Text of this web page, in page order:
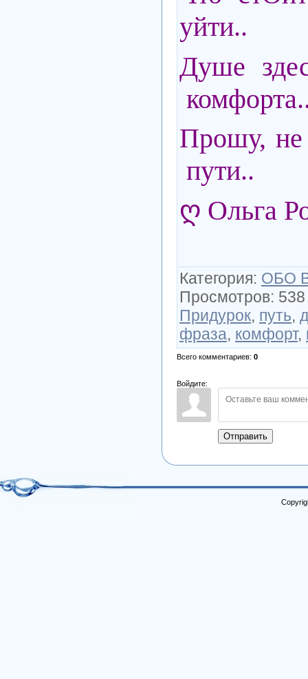
уйти..
Душе
Прошу, не
пути..
ღ Ольга
Категория: ОБО
Просмотров: 538
Придурок, путь,
фраза, комфорт,
Всего комментариев: 0
Войдите:
Отправить